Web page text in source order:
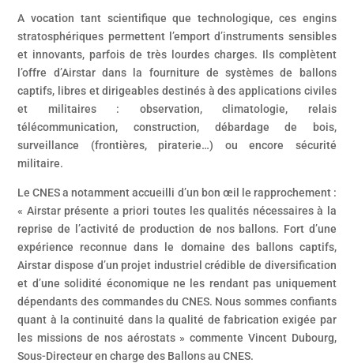
A vocation tant scientifique que technologique, ces engins
stratosphériques permettent l’emport d’instruments sensibles
et innovants, parfois de très lourdes charges. Ils complètent
l’offre d’Airstar dans la fourniture de systèmes de ballons
captifs, libres et dirigeables destinés à des applications civiles
et militaires : observation, climatologie, relais
télécommunication, construction, débardage de bois,
surveillance (frontières, piraterie…) ou encore sécurité
militaire.
Le CNES a notamment accueilli d’un bon œil le rapprochement :
« Airstar présente a priori toutes les qualités nécessaires à la
reprise de l’activité de production de nos ballons. Fort d’une
expérience reconnue dans le domaine des ballons captifs,
Airstar dispose d’un projet industriel crédible de diversification
et d’une solidité économique ne les rendant pas uniquement
dépendants des commandes du CNES. Nous sommes confiants
quant à la continuité dans la qualité de fabrication exigée par
les missions de nos aérostats » commente Vincent Dubourg,
Sous-Directeur en charge des Ballons au CNES.